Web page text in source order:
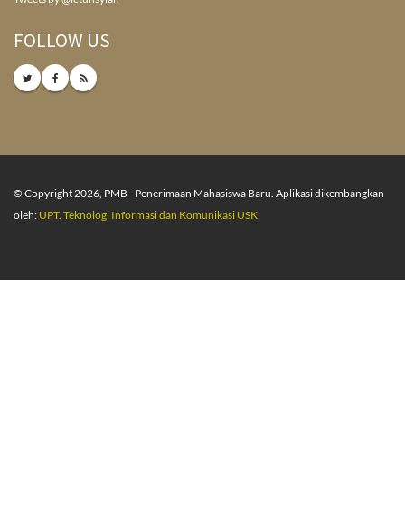
FOLLOW US
© Copyright 2026, PMB - Penerimaan Mahasiswa Baru. Aplikasi dikembangkan
oleh: UPT. Teknologi Informasi dan Komunikasi USK